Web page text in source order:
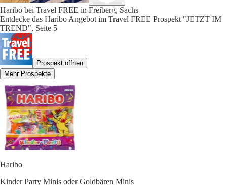
Haribo bei Travel FREE in Freiberg, Sachs
Entdecke das Haribo Angebot im Travel FREE Prospekt "JETZT IM
TREND", Seite 5
Prospekt öffnen
Mehr Prospekte
Haribo
Kinder Party Minis oder Goldbären Minis